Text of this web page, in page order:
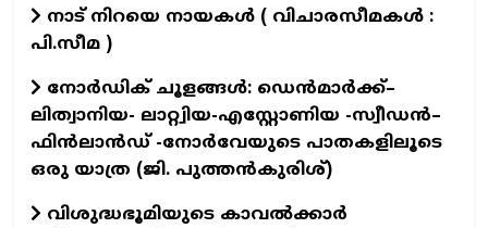
നാട് നിറയെ നായകൾ ( വിചാരസീമകൾ :
പി.സീമ )
നോർഡിക് ചൂളങ്ങൾ: ഡെൻമാർക്ക്–
ലിത്വാനിയ- ലാറ്റ്വിയ-എസ്റ്റോണിയ -സ്വീഡൻ–
ഫിൻലാൻഡ് -നോർവേയുടെ പാതകളിലൂടെ
ഒരു യാത്ര (ജി. പുത്തൻകുരിശ്)
വിശുദ്ധഭൂമിയുടെ കാവല്‍ക്കാര്‍